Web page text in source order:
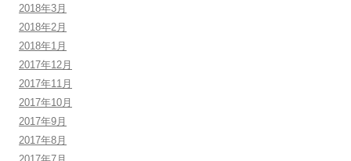
2018年3月
2018年2月
2018年1月
2017年12月
2017年11月
2017年10月
2017年9月
2017年8月